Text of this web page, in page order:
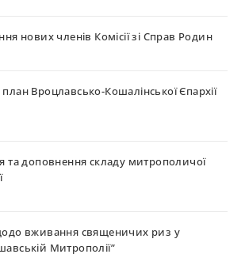
нових членів Комісії зі Справ Родин
Вроцлавсько-Кошалінської Єпархії
та доповнення складу митрополичої
вживання священичих риз у
Митрополії”